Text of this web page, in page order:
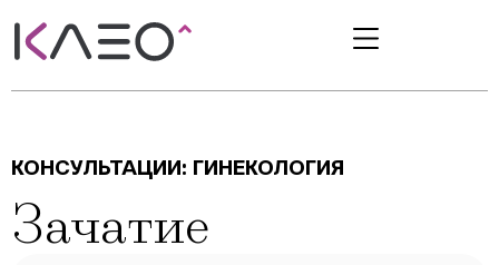
КОНСУЛЬТАЦИИ: ГИНЕКОЛОГИЯ
Зачатие